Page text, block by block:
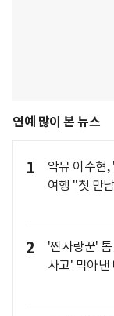
연예 많이 본 뉴스
1
악뮤 이수현
여행 "첫 만
2
'찐사랑꾼'
사고' 막아